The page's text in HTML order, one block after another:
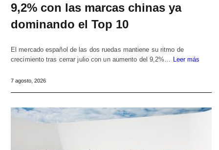
9,2% con las marcas chinas ya
dominando el Top 10
El mercado español de las dos ruedas mantiene su ritmo de
crecimiento tras cerrar julio con un aumento del 9,2%…
Leer más
7 agosto, 2026